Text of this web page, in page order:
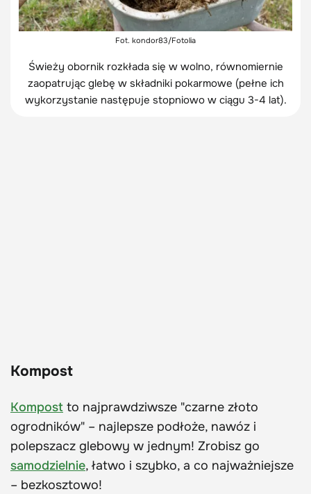
Fot. kondor83/Fotolia
Świeży obornik rozkłada się w wolno, równomiernie
zaopatrując glebę w składniki pokarmowe (pełne ich
wykorzystanie następuje stopniowo w ciągu 3-4 lat).
Kompost
Kompost to najprawdziwsze "czarne złoto
ogrodników" – najlepsze podłoże, nawóz i
polepszacz glebowy w jednym! Zrobisz go
samodzielnie, łatwo i szybko, a co najważniejsze
– bezkosztowo!